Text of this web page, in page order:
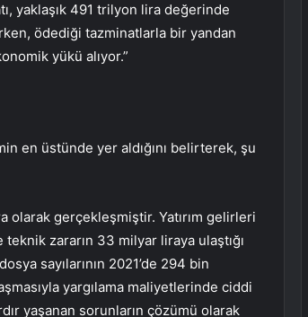
yaklaşık 491 trilyon lira değerinde
ödediği tazminatlarla bir yandan
yükü alıyor.”
en üstünde yer aldığını belirterek, şu
olarak gerçekleşmiştir. Yatırım gelirleri
teknik zararın 33 milyar liraya ulaştığı
sayılarının 2021’de 294 bin
yargılama maliyetlerinde ciddi
yaşanan sorunların çözümü olarak